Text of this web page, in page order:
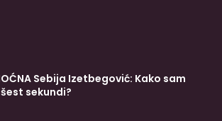
Sebija Izetbegović: Kako sam
sekundi?